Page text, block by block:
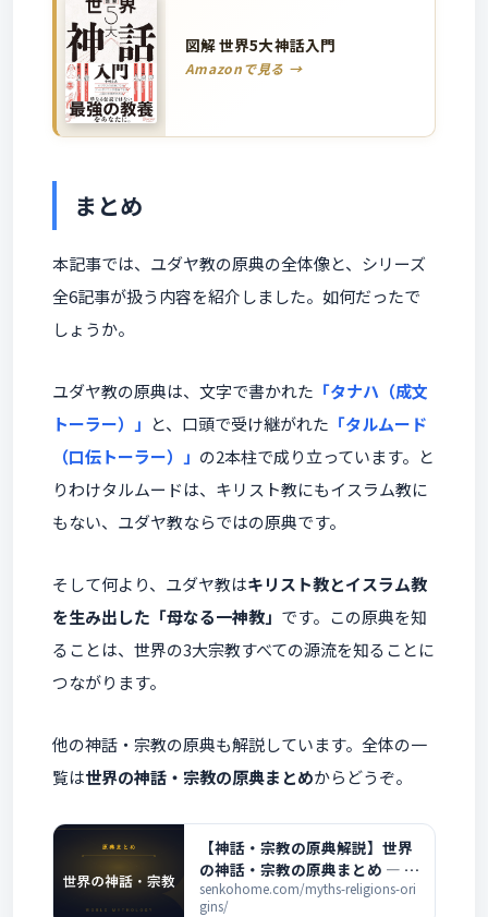
図解 世界5大神話入門
Amazonで見る →
まとめ
本記事では、ユダヤ教の原典の全体像と、シリーズ
全6記事が扱う内容を紹介しました。如何だったで
しょうか。
ユダヤ教の原典は、文字で書かれた 「タナハ（成文
トーラー）」 と、口頭で受け継がれた 「タルムード
（口伝トーラー）」 の2本柱で成り立っています。と
りわけタルムードは、キリスト教にもイスラム教に
もない、ユダヤ教ならではの原典です。
そして何より、ユダヤ教はキリスト教とイスラム教
を生み出した「母なる一神教」 です。この原典を知
ることは、世界の3大宗教すべての源流を知ることに
つながります。
他の神話・宗教の原典も解説しています。全体の一
覧は世界の神話・宗教の原典まとめからどうぞ。
【神話・宗教の原典解説】世界
の神話・宗教の原典まとめ ― 各
神話の解説一覧
senkohome.com/myths-religions-ori
gins/